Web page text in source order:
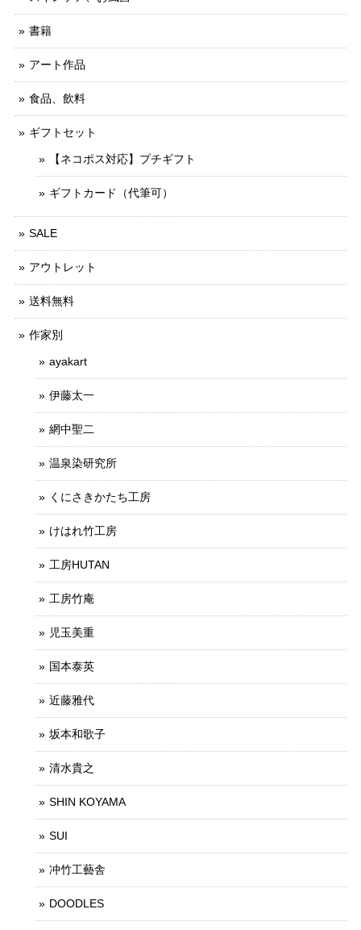
書籍
アート作品
食品、飲料
ギフトセット
【ネコポス対応】プチギフト
ギフトカード（代筆可）
SALE
アウトレット
送料無料
作家別
ayakart
伊藤太一
網中聖二
温泉染研究所
くにさきかたち工房
けはれ竹工房
工房HUTAN
工房竹庵
児玉美重
国本泰英
近藤雅代
坂本和歌子
清水貴之
SHIN KOYAMA
SUI
冲竹工藝舎
DOODLES